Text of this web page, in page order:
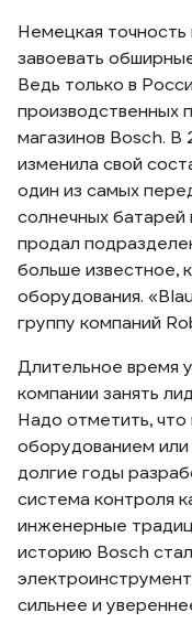
Немецкая
завоевать
Ведь только в
производственных
магазинов Bosch.
изменила свой
один из самых
солнечных
продал
больше известное,
оборудования.
группу компаний
Длительное время
компании занять
Надо отметить,
оборудованием
долгие годы
система контроля
инженерные
историю Bosch
сильнее и